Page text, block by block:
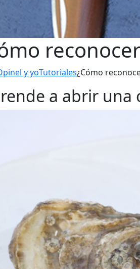
y yoTutoriales¿Cómo
a abrir una